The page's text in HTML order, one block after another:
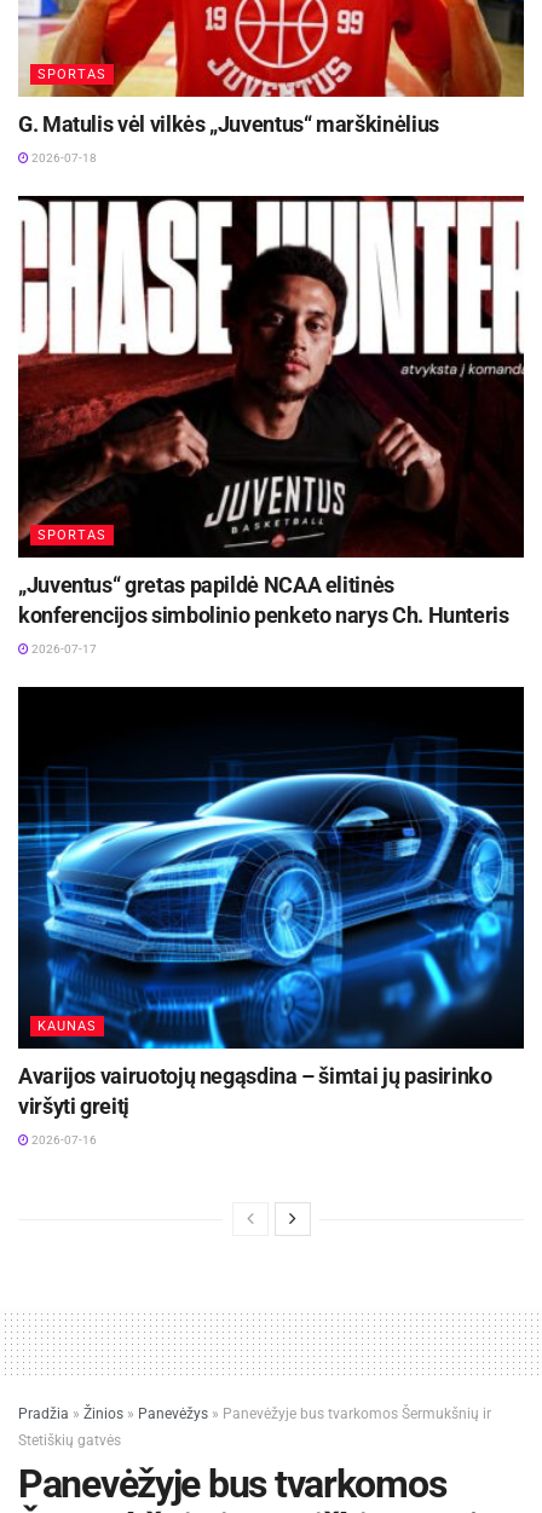
SPORTAS
G. Matulis vėl vilkės „Juventus“ marškinėlius
2026-07-18
SPORTAS
„Juventus“ gretas papildė NCAA elitinės
konferencijos simbolinio penketo narys Ch. Hunteris
2026-07-17
KAUNAS
Avarijos vairuotojų negąsdina – šimtai jų pasirinko
viršyti greitį
2026-07-16
Pradžia » Žinios » Panevėžys » Panevėžyje bus tvarkomos Šermukšnių ir
Stetiškių gatvės
Panevėžyje bus tvarkomos